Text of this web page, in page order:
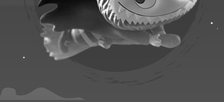
хэллоуинских костюмах! Стань
настоящим монстром, феей,
вампиром или супергероем! Наши
художники превратят любую идею
в реальность.